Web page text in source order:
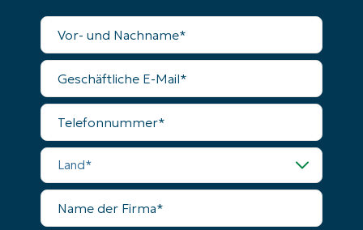
Vollständiger
Name
Geschäftliche
Mail
Telefonnummer
Land
Name
der
Firma